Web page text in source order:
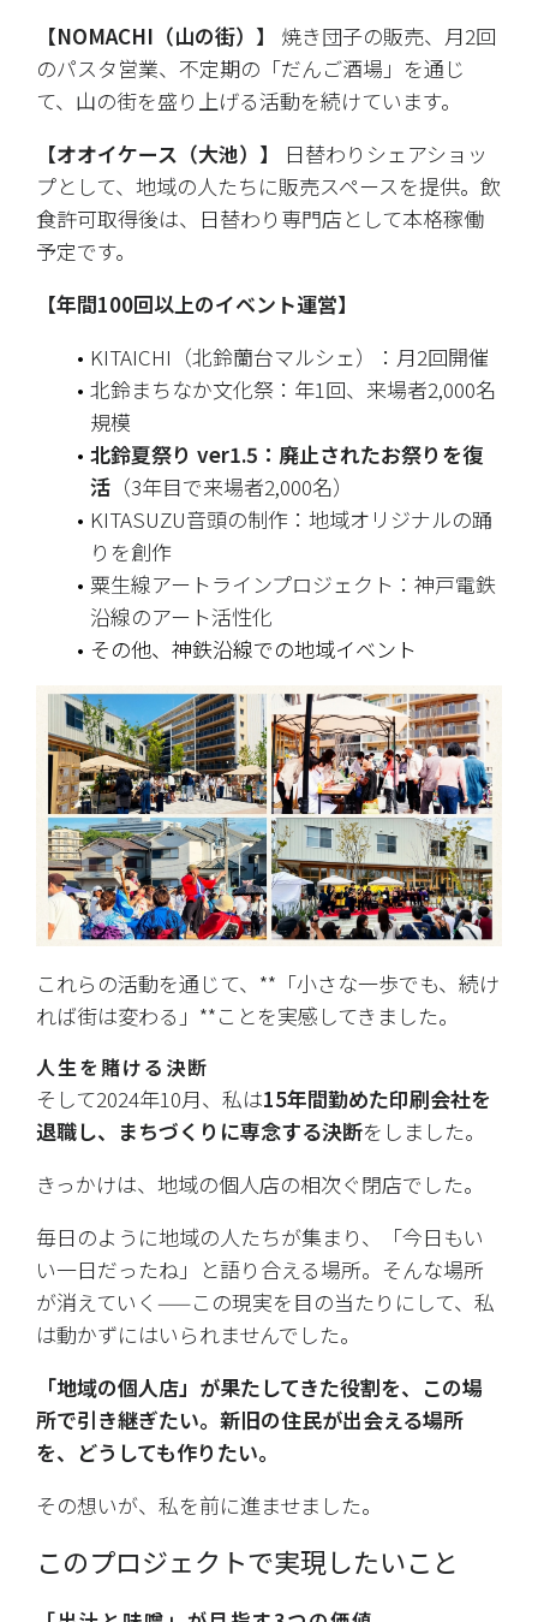
【NOMACHI（山の街）】
焼き団子の販売、月2回
のパスタ営業、不定期の「だんご酒場」を通じ
て、山の街を盛り上げる活動を続けています。
【オオイケース（大池）】
日替わりシェアショッ
プとして、地域の人たちに販売スペースを提供。飲
食許可取得後は、日替わり専門店として本格稼働
予定です。
【年間100回以上のイベント運営】
KITAICHI（北鈴蘭台マルシェ）：月2回開催
北鈴まちなか文化祭：年1回、来場者2,000名
規模
北鈴夏祭り ver1.5：廃止されたお祭りを復
活 （3年目で来場者2,000名）
KITASUZU音頭の制作：地域オリジナルの踊
りを創作
粟生線アートラインプロジェクト：神戸電鉄
沿線のアート活性化
その他、神鉄沿線での地域イベント
これらの活動を通じて、**「小さな一歩でも、続け
れば街は変わる」**ことを実感してきました。
人生を賭ける決断
そして2024年10月、私は15年間勤めた印刷会社を
退職し、まちづくりに専念する決断をしました。
きっかけは、地域の個人店の相次ぐ閉店でした。
毎日のように地域の人たちが集まり、「今日もい
い一日だったね」と語り合える場所。そんな場所
が消えていく——この現実を目の当たりにして、私
は動かずにはいられませんでした。
「地域の個人店」が果たしてきた役割を、この場
所で引き継ぎたい。新旧の住民が出会える場所
を、どうしても作りたい。
その想いが、私を前に進ませました。
このプロジェクトで実現したいこと